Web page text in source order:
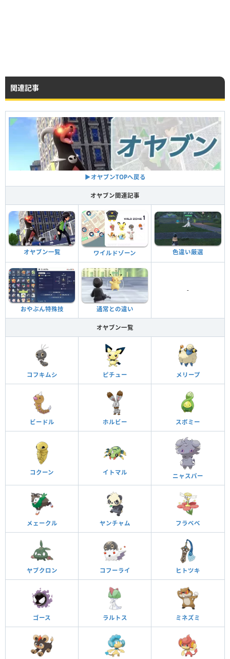
関連記事
▶︎オヤブンTOPへ戻る
オヤブン関連記事
オヤブン一覧 ワイルドゾーン 色違い厳選
おやぶん特殊技 通常との違い
-
オヤブン一覧
コフキムシ ピチュー メリープ
ビードル ホルビー スボミー
コクーン イトマル ニャスパー
メェークル ヤンチャム フラベベ
ヤブクロン コフーライ ヒトツキ
ゴース ラルトス ミネズミ